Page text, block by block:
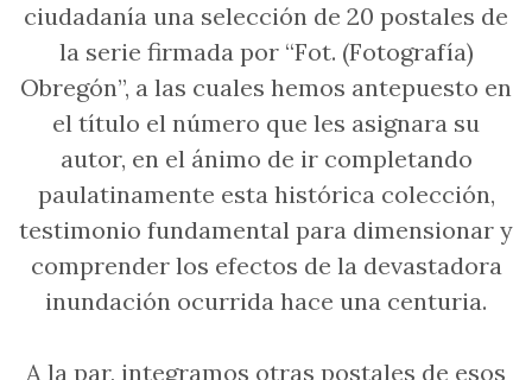
ciudadanía una selección de 20 postales de
la serie firmada por “Fot. (Fotografía)
Obregón”, a las cuales hemos antepuesto en
el título el número que les asignara su
autor, en el ánimo de ir completando
paulatinamente esta histórica colección,
testimonio fundamental para dimensionar y
comprender los efectos de la devastadora
inundación ocurrida hace una centuria.
A la par, integramos otras postales de esos